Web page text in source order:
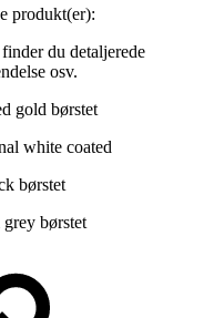
produkt(er):
du detaljerede
osv.
gold børstet
white coated
børstet
børstet